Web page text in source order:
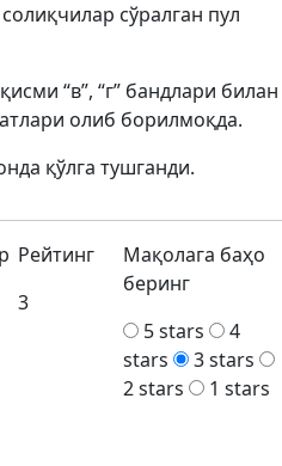
сўралган пул
“в”, “г” бандлари билан
олиб борилмоқда.
қўлга тушганди.
Рейтинг
3
Мақолага баҳо
беринг
5 stars
4
stars
3 stars
2 stars
1 stars